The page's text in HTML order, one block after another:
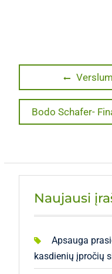
Navigacija
tarp
įrašų
Previous
post:
Next
post:
Bodo Schafer-
Naujausi
Apsauga
kasdienių įpročių